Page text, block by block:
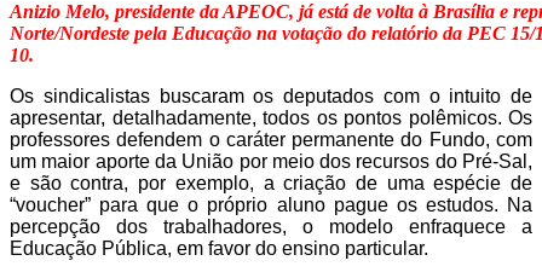
Anizio Melo, presidente da APEOC, já está de volta à Brasília e
Norte/Nordeste pela Educação na votação do relatório da PEC 15/
10.
Os sindicalistas buscaram os deputados com o intuito de
apresentar, detalhadamente, todos os pontos polêmicos. Os
professores defendem o caráter permanente do Fundo, com
um maior aporte da União por meio dos recursos do Pré-Sal,
e são contra, por exemplo, a criação de uma espécie de
“voucher” para que o próprio aluno pague os estudos. Na
percepção dos trabalhadores, o modelo enfraquece a
Educação Pública, em favor do ensino particular.